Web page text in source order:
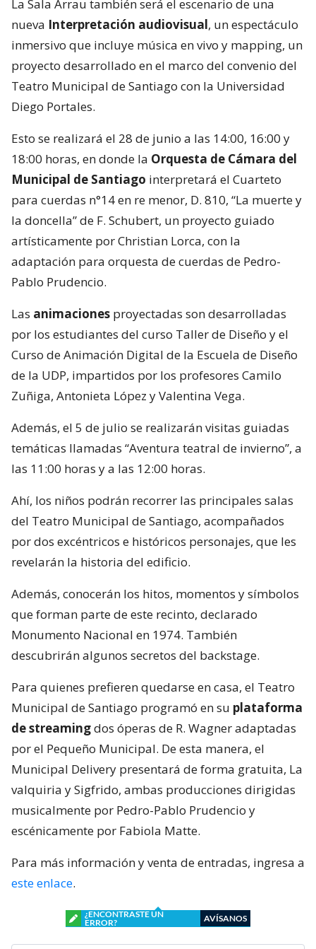
La Sala Arrau también será el escenario de una
nueva Interpretación audiovisual, un espectáculo
inmersivo que incluye música en vivo y mapping, un
proyecto desarrollado en el marco del convenio del
Teatro Municipal de Santiago con la Universidad
Diego Portales.
Esto se realizará el 28 de junio a las 14:00, 16:00 y
18:00 horas, en donde la Orquesta de Cámara del
Municipal de Santiago interpretará el Cuarteto
para cuerdas n°14 en re menor, D. 810, “La muerte y
la doncella” de F. Schubert, un proyecto guiado
artísticamente por Christian Lorca, con la
adaptación para orquesta de cuerdas de Pedro-
Pablo Prudencio.
Las animaciones proyectadas son desarrolladas
por los estudiantes del curso Taller de Diseño y el
Curso de Animación Digital de la Escuela de Diseño
de la UDP, impartidos por los profesores Camilo
Zuñiga, Antonieta López y Valentina Vega.
Además, el 5 de julio se realizarán visitas guiadas
temáticas llamadas “Aventura teatral de invierno”, a
las 11:00 horas y a las 12:00 horas.
Ahí, los niños podrán recorrer las principales salas
del Teatro Municipal de Santiago, acompañados
por dos excéntricos e históricos personajes, que les
revelarán la historia del edificio.
Además, conocerán los hitos, momentos y símbolos
que forman parte de este recinto, declarado
Monumento Nacional en 1974. También
descubrirán algunos secretos del backstage.
Para quienes prefieren quedarse en casa, el Teatro
Municipal de Santiago programó en su plataforma
de streamingdos óperas de R. Wagner adaptadas
por el Pequeño Municipal. De esta manera, el
Municipal Delivery presentará de forma gratuita, La
valquiria y Sigfrido, ambas producciones dirigidas
musicalmente por Pedro-Pablo Prudencio y
escénicamente por Fabiola Matte.
Para más información y venta de entradas, ingresa a
este enlace.
¿ENCONTRASTE UN
ERROR?
AVÍSANOS